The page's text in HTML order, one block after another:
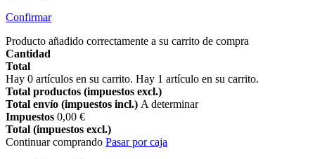
Confirmar
Producto añadido correctamente a su carrito de compra
Cantidad
Total
Hay 0 artículos en su carrito. Hay 1 artículo en su carrito.
Total productos (impuestos excl.)
Total envío (impuestos incl.) A determinar
Impuestos 0,00 €
Total (impuestos excl.)
Continuar comprando Pasar por caja